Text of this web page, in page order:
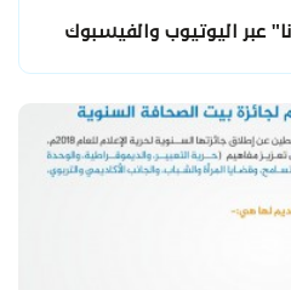
عبر اليوتيوب والفيسبوك